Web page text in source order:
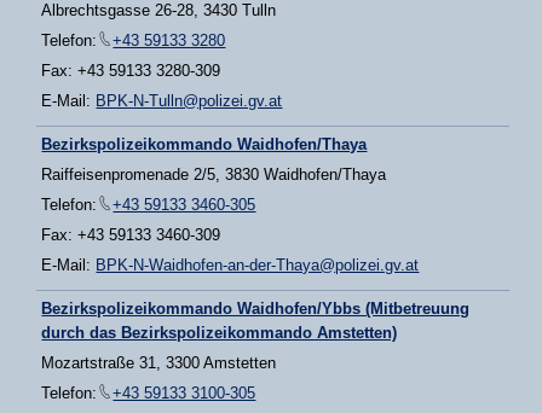
Albrechtsgasse 26-28, 3430 Tulln
Telefon:
+43 59133 3280
Fax: +43 59133 3280-309
E-Mail: BPK-N-Tulln@polizei.gv.at
Bezirkspolizeikommando Waidhofen/Thaya
Raiffeisenpromenade 2/5, 3830 Waidhofen/Thaya
Telefon:
+43 59133 3460-305
Fax: +43 59133 3460-309
E-Mail: BPK-N-Waidhofen-an-der-Thaya@polizei.gv.at
Bezirkspolizeikommando Waidhofen/Ybbs (Mitbetreuung
durch das Bezirkspolizeikommando Amstetten)
Mozartstraße 31, 3300 Amstetten
Telefon:
+43 59133 3100-305